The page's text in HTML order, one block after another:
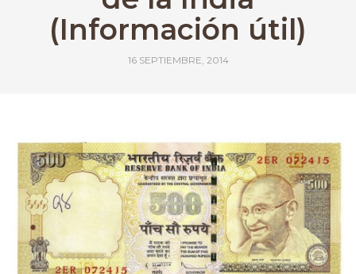
(Información útil)
16 SEPTIEMBRE, 2014